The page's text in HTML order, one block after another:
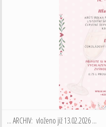
... ARCHIV: vloženo již 13.02.2026 ...